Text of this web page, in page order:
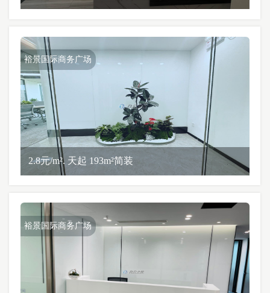
裕景国际商务广场
2.8元/m². 天起 193m²简装
裕景国际商务广场